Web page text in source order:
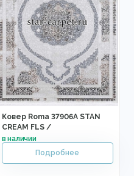
Ковер Roma 37906A STAN
CREAM FLS /